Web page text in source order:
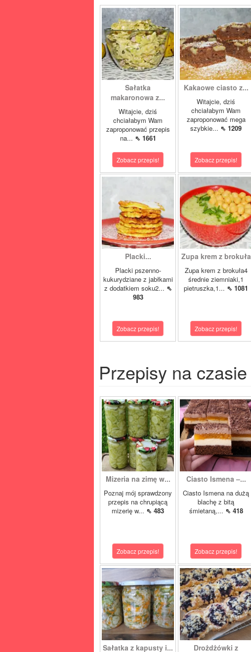
Sałatka
makaronowa z...
Witajcie, dziś
chciałabym Wam
zaproponować przepis
na... ⇖ 1661
Zobacz przepis!
Kakaowe ciasto z...
Witajcie, dziś
chciałabym Wam
zaproponować mega
szybkie... ⇖ 1209
Zobacz przepis!
Placki...
Placki pszenno-
kukurydziane z jabłkami
z dodatkiem soku2... ⇖
983
Zobacz przepis!
Zupa krem z brokuła
Zupa krem z brokuła4
średnie ziemniaki,1
pietruszka,1... ⇖ 1081
Zobacz przepis!
Przepisy na czasie
Mizeria na zimę w...
Poznaj mój sprawdzony
przepis na chrupiącą
mizerię w... ⇖ 483
Zobacz przepis!
Ciasto Ismena –...
Ciasto Ismena na dużą
blachę z bitą
śmietaną,... ⇖ 418
Zobacz przepis!
Sałatka z kapusty i... Drożdżówki z